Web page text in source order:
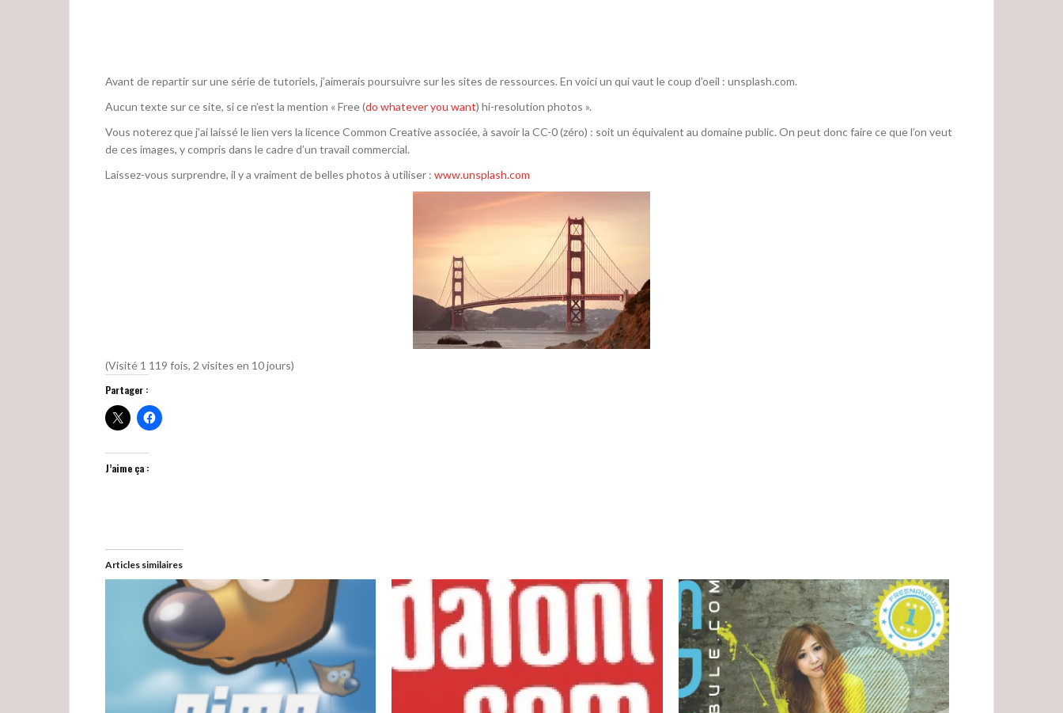
Avant de repartir sur une série de tutoriels, j’aimerais poursuivre sur les sites de ressources. En voici un qui vaut le coup d’oeil : unsplash.com.
Aucun texte sur ce site, si ce n’est la mention « Free (do whatever you want) hi-resolution photos ».
Vous noterez que j’ai laissé le lien vers la licence Common Creative associée, à savoir la CC-0 (zéro) : soit un équivalent au domaine public. On peut donc faire ce que l’on veut
de ces images, y compris dans le cadre d’un travail commercial.
Laissez-vous surprendre, il y a vraiment de belles photos à utiliser : www.unsplash.com
(Visité 1 119 fois, 2 visites en 10 jours)
Partager :
J’aime ça :
Articles similaires